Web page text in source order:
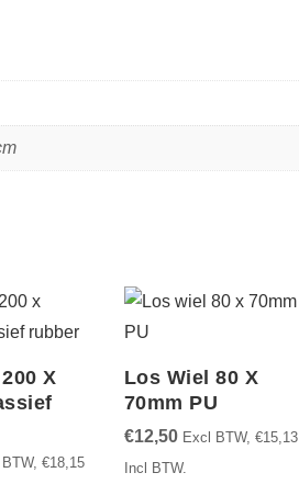
X
€18,15
Los Wiel 80 X
70mm PU
€12,50 Excl BTW, €15,13
Incl BTW.